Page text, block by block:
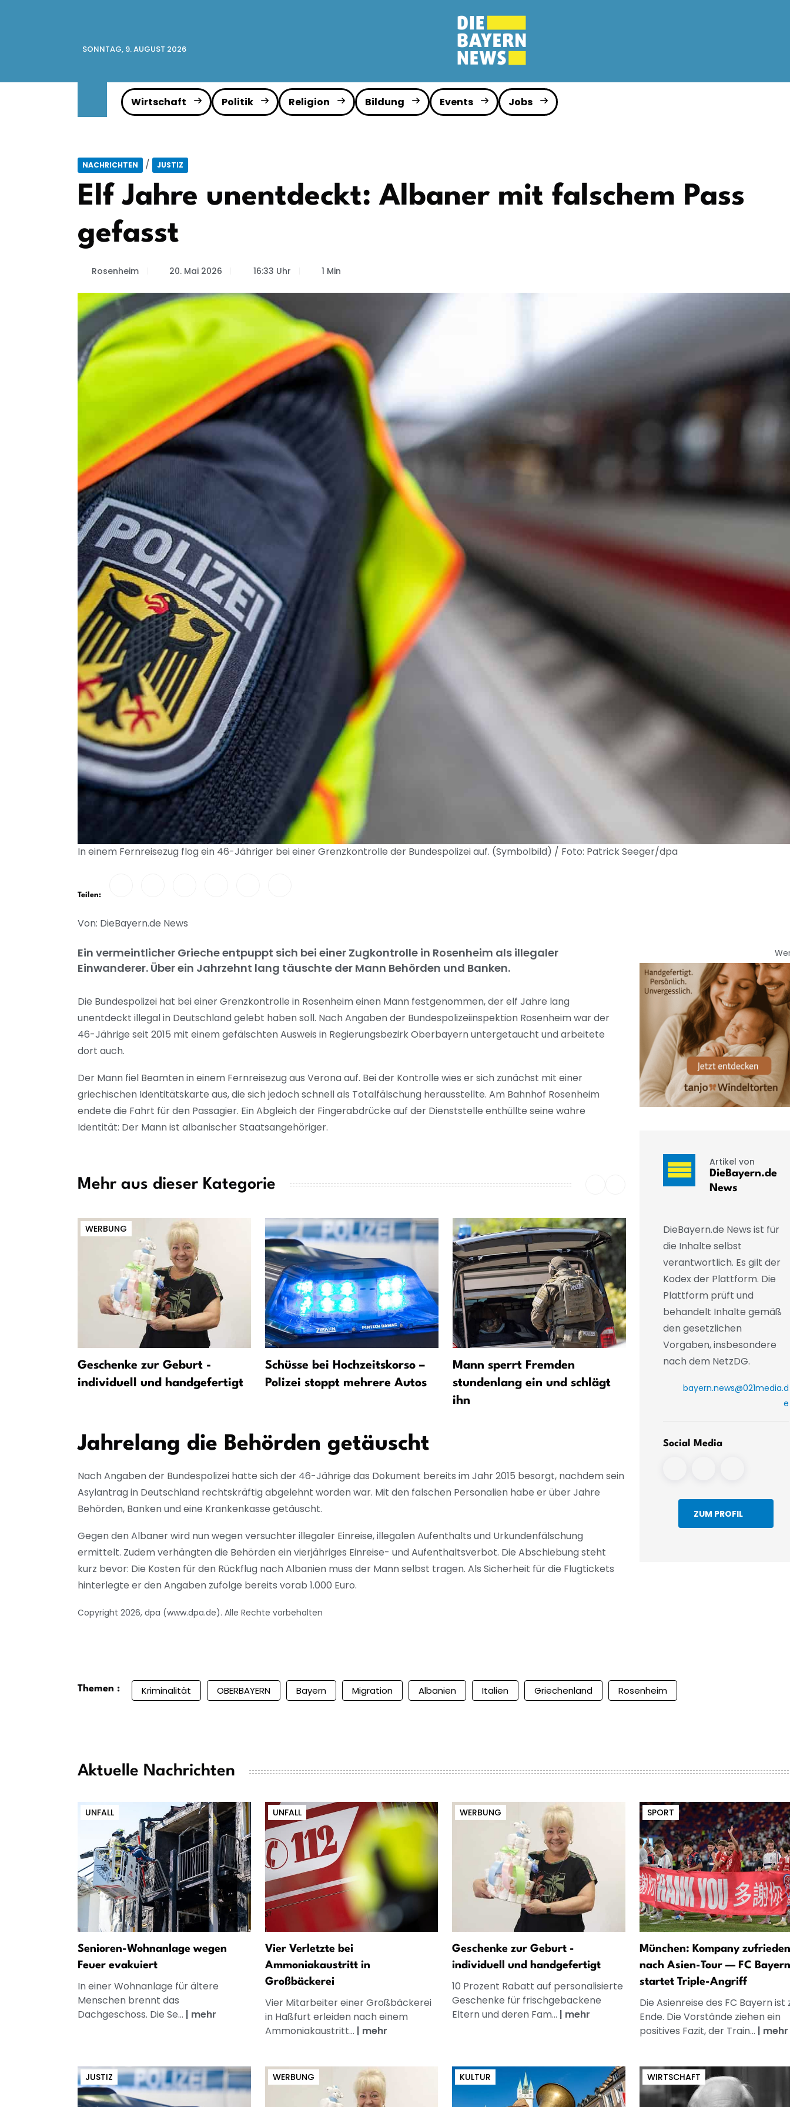
SONNTAG, 9. AUGUST 2026
Wirtschaft Politik Religion Bildung Events Jobs
NACHRICHTEN / JUSTIZ
Elf Jahre unentdeckt: Albaner mit falschem Pass
gefasst
Rosenheim 20. Mai 2026 16:33 Uhr 1 Min
In einem Fernreisezug flog ein 46-Jähriger bei einer Grenzkontrolle der Bundespolizei auf. (Symbolbild) / Foto: Patrick Seeger/dpa
Teilen:
Von: DieBayern.de News
Ein vermeintlicher Grieche entpuppt sich bei einer Zugkontrolle in Rosenheim als illegaler
Einwanderer. Über ein Jahrzehnt lang täuschte der Mann Behörden und Banken.
Die Bundespolizei hat bei einer Grenzkontrolle in Rosenheim einen Mann festgenommen, der elf Jahre lang
unentdeckt illegal in Deutschland gelebt haben soll. Nach Angaben der Bundespolizeiinspektion Rosenheim war der
46-Jährige seit 2015 mit einem gefälschten Ausweis in Regierungsbezirk Oberbayern untergetaucht und arbeitete
dort auch.
Der Mann fiel Beamten in einem Fernreisezug aus Verona auf. Bei der Kontrolle wies er sich zunächst mit einer
griechischen Identitätskarte aus, die sich jedoch schnell als Totalfälschung herausstellte. Am Bahnhof Rosenheim
endete die Fahrt für den Passagier. Ein Abgleich der Fingerabdrücke auf der Dienststelle enthüllte seine wahre
Identität: Der Mann ist albanischer Staatsangehöriger.
Mehr aus dieser Kategorie
WERBUNG
Geschenke zur Geburt -
individuell und handgefertigt
Schüsse bei Hochzeitskorso –
Polizei stoppt mehrere Autos
Mann sperrt Fremden
stundenlang ein und schlägt
ihn
Gewalt bei
rund um YouTuber
Jahrelang die Behörden getäuscht
Nach Angaben der Bundespolizei hatte sich der 46-Jährige das Dokument bereits im Jahr 2015 besorgt, nachdem sein
Asylantrag in Deutschland rechtskräftig abgelehnt worden war. Mit den falschen Personalien habe er über Jahre
Behörden, Banken und eine Krankenkasse getäuscht.
Gegen den Albaner wird nun wegen versuchter illegaler Einreise, illegalen Aufenthalts und Urkundenfälschung
ermittelt. Zudem verhängten die Behörden ein vierjähriges Einreise- und Aufenthaltsverbot. Die Abschiebung steht
kurz bevor: Die Kosten für den Rückflug nach Albanien muss der Mann selbst tragen. Als Sicherheit für die Flugtickets
hinterlegte er den Angaben zufolge bereits vorab 1.000 Euro.
Copyright 2026, dpa (www.dpa.de). Alle Rechte vorbehalten
Artikel von
DieBayern.de
News
DieBayern.de News ist für
die Inhalte selbst
verantwortlich. Es gilt der
Kodex der Plattform. Die
Plattform prüft und
behandelt Inhalte gemäß
den gesetzlichen
Vorgaben, insbesondere
nach dem NetzDG.
bayern.news@021media.d
e
Social Media
ZUM PROFIL
Themen : Kriminalität OBERBAYERN Bayern Migration Albanien Italien Griechenland Rosenheim
Aktuelle Nachrichten
UNFALL
Senioren-Wohnanlage wegen
Feuer evakuiert
In einer Wohnanlage für ältere
Menschen brennt das
Dachgeschoss. Die Se... | mehr
UNFALL
Vier Verletzte bei
Ammoniakaustritt in
Großbäckerei
Vier Mitarbeiter einer Großbäckerei
in Haßfurt erleiden nach einem
Ammoniakaustritt... | mehr
WERBUNG
Geschenke zur Geburt -
individuell und handgefertigt
10 Prozent Rabatt auf personalisierte
Geschenke für frischgebackene
Eltern und deren Fam... | mehr
SPORT
München: Kompany zufrieden
nach Asien-Tour — FC Bayern
startet Triple-Angriff
Die Asienreise des FC Bayern ist
Ende. Die Vorstände ziehen ein
positives Fazit, der Train... | mehr
JUSTIZ WERBUNG KULTUR WIRTSCHAFT